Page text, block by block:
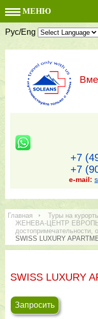
МЕНЮ
Рус/Eng
+7
+7
e-mail:
Главная
Туры на
ЖЕНЕВА-ЦЕНТР ЕВРОПЫ.
достопримечательности,
SWISS LUXURY
SWISS LUXURY
Запросить